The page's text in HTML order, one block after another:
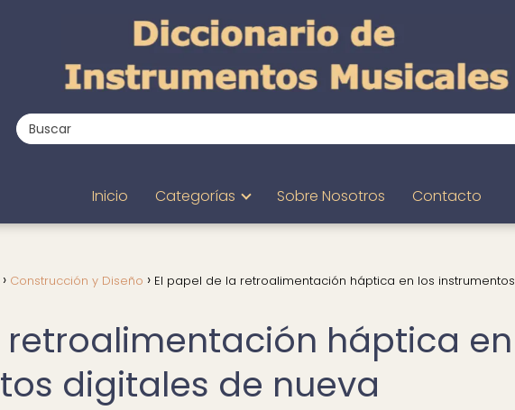
Inicio Categorías Sobre Nosotros Contacto
Construcción y Diseño
El papel de la retroalimentación háptica en los instrumentos
retroalimentación háptica en
digitales de nueva